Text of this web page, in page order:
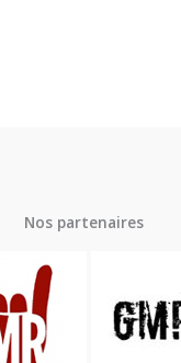
Nos partenaires